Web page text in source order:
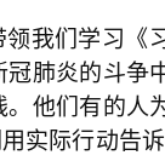
我们学习《
肺炎的斗争
他们有的
实际行动告